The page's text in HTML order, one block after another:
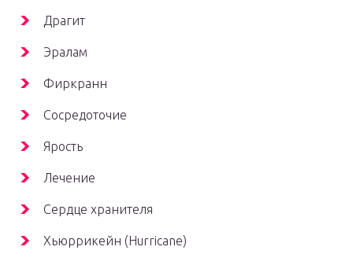
Драгит
Эралам
Фиркранн
Сосредоточие
Ярость
Лечение
Сердце хранителя
Хьюррикейн (Hurricane)